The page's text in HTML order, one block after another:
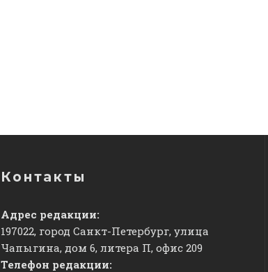
Контакты
Адрес редакции:
197022, город Санкт-Петербург, улица
Чапыгина, дом 6, литера П, офис 209
Телефон редакции: